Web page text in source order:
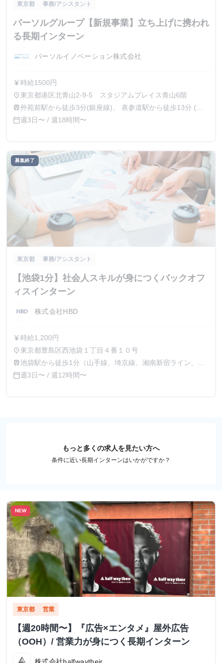
東京都 事務/アシスタント
パーソルグループ【新規事業】立ち上げに携われ
る長期インターン
パーソルイノベーション株式会社
currency_yen 時給1500円
place東京都港区北青山2-9-5 スタジアムプレイス青山6階
train外苑前駅から徒歩3分(銀座線)、 表参道駅から徒歩13分 (銀
座線、半蔵門線、千代田線) 、青山一丁目駅から徒歩13分
calendar_today週3日〜 / 週18時間〜
募集終了
東京都 事務/アシスタント
【池袋1分】社会人スキルが身につくバックオフ
ィスインターン
株式会社HBD
currency_yen 時給1,200円
place東京都豊島区西池袋１丁目４番１０号
train池袋駅から徒歩1分（山手線、埼京線、湘南新宿ライン、有
楽町線、ほか）
calendar_today週3日〜 / 週12時間〜
もっと多くの求人を見たい方へ
条件に近い長期インターンはいかがですか？
NEW
東京都 営業
【週20時間〜】『広告×エンタメ』屋外広告
（OOH）/ 営業力が身につく長期インターン
株式会社halfwaytheir